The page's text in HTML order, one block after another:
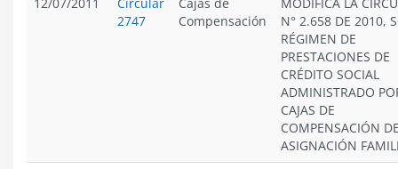
2747
Compensación
N° 2.658 DE 2010,
RÉGIMEN DE
PRESTACIONES DE
CRÉDITO SOCIAL
ADMINISTRADO
CAJAS DE
COMPENSACIÓN
ASIGNACIÓN